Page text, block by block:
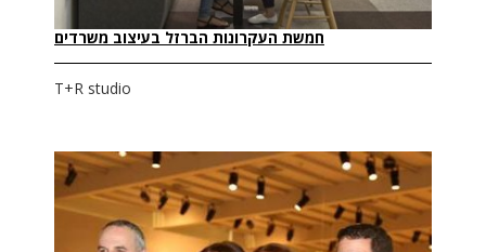
T+R studio
חמשת העקרונות הברזל בעיצוב משרדים